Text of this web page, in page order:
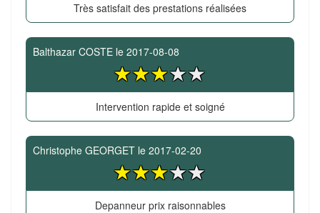
Très satisfait des prestations réalisées
Balthazar COSTE le 2017-08-08
Intervention rapide et soigné
Christophe GEORGET le 2017-02-20
Depanneur prix raisonnables